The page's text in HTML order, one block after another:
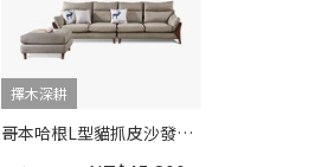
擇木深耕
哥本哈根L型貓抓皮沙發｜SGS貓抓皮×高彈力坐墊×移動式腳椅 – 擇木深耕